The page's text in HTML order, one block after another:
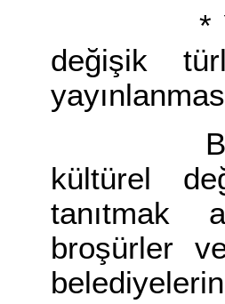
*
değişik
Bu
kültürel
tanıtmak
broşürler